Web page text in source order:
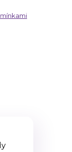
podmínkami